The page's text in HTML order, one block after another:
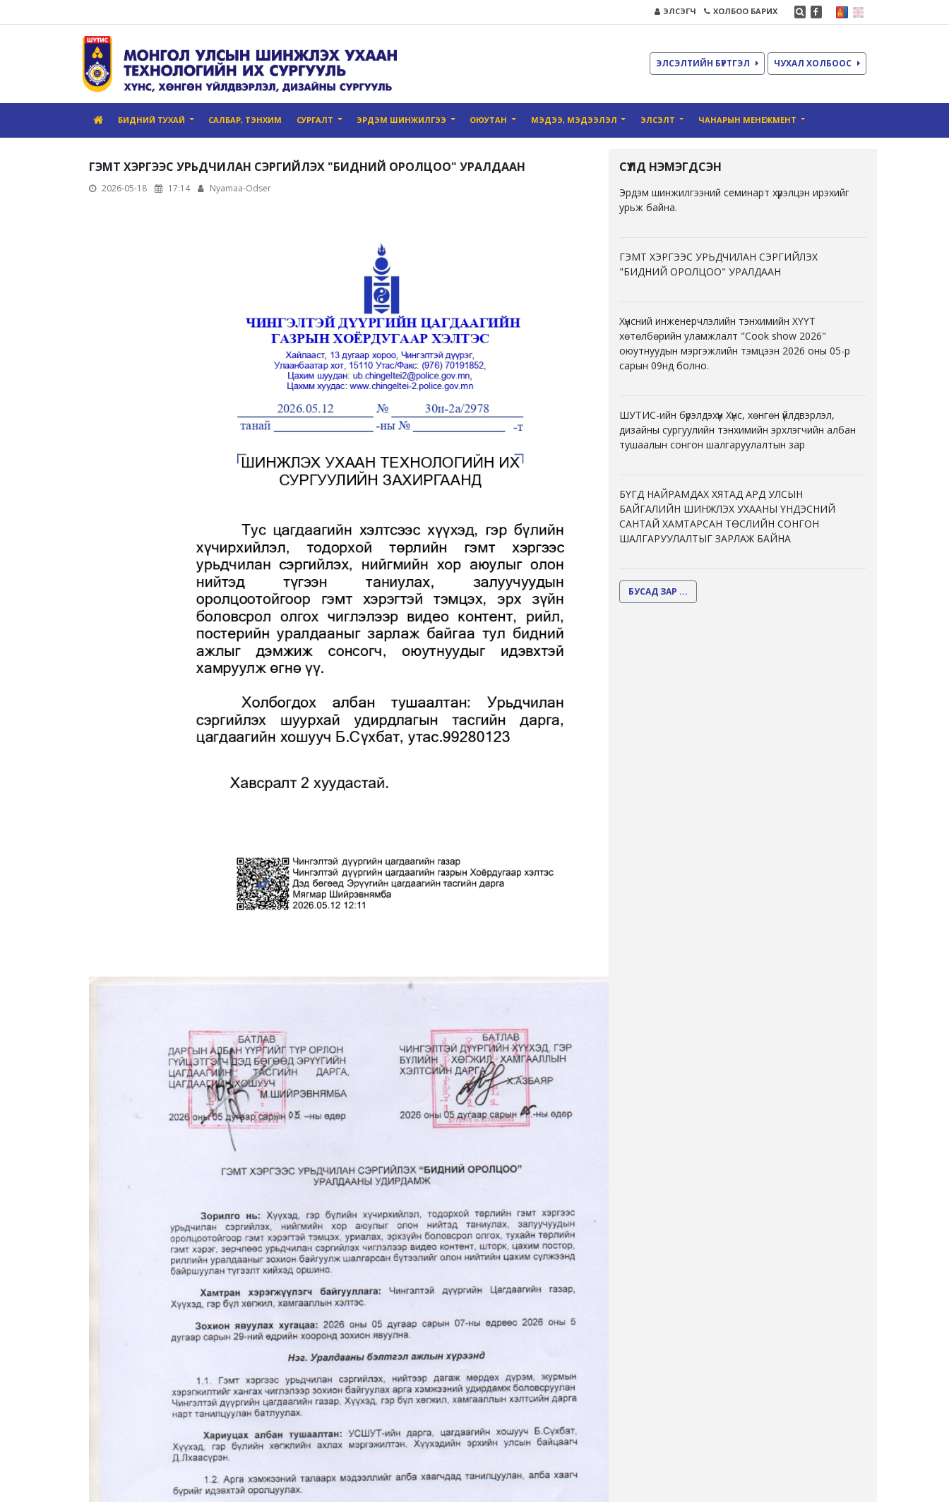
ЭЛСЭГЧ ХОЛБОО БАРИХ
ЭЛСЭЛТИЙН БҮРТГЭЛ ЧУХАЛ ХОЛБООС
БИДНИЙ ТУХАЙ САЛБАР, ТЭНХИМ СУРГАЛТ ЭРДЭМ ШИНЖИЛГЭЭ ОЮУТАН МЭДЭЭ, МЭДЭЭЛЭЛ ЭЛСЭЛТ ЧАНАРЫН МЕНЕЖМЕНТ
ГЭМТ ХЭРГЭЭС УРЬДЧИЛАН СЭРГИЙЛЭХ "БИДНИЙ ОРОЛЦОО" УРАЛДААН
2026-05-18 17:14 Nyamaa-Odser
СҮҮЛД НЭМЭГДСЭН
Эрдэм шинжилгээний семинарт хүрэлцэн ирэхийг
урьж байна.
ГЭМТ ХЭРГЭЭС УРЬДЧИЛАН СЭРГИЙЛЭХ
"БИДНИЙ ОРОЛЦОО" УРАЛДААН
Хүнсний инженерчлэлийн тэнхимийн ХҮҮТ
хөтөлбөрийн уламжлалт "Cook show 2026"
оюутнуудын мэргэжлийн тэмцээн 2026 оны 05-р
сарын 09нд болно.
ШУТИС-ийн бүрэлдэхүүн Хүнс, хөнгөн үйлдвэрлэл,
дизайны сургуулийн тэнхимийн эрхлэгчийн албан
тушаалын сонгон шалгаруулалтын зар
БҮГД НАЙРАМДАХ ХЯТАД АРД УЛСЫН
БАЙГАЛИЙН ШИНЖЛЭХ УХААНЫ ҮНДЭСНИЙ
САНТАЙ ХАМТАРСАН ТӨСЛИЙН СОНГОН
ШАЛГАРУУЛАЛТЫГ ЗАРЛАЖ БАЙНА
БУСАД ЗАР ...